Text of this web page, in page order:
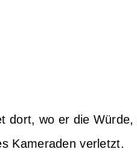
dort, wo er die
Kameraden verletzt.